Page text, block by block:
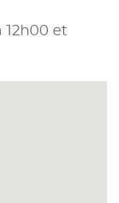
12h00 et